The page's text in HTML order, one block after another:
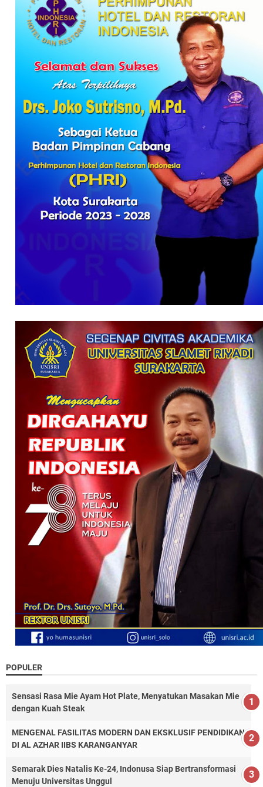
POPULER
Sensasi Rasa Mie Ayam Hot Plate, Menyatukan Masakan Mie
dengan Kuah Steak
MENGENAL FASILITAS MODERN DAN EKSKLUSIF PENDIDIKAN
DI AL AZHAR IIBS KARANGANYAR
Semarak Dies Natalis Ke-24, Indonusa Siap Bertransformasi
Menuju Universitas Unggul